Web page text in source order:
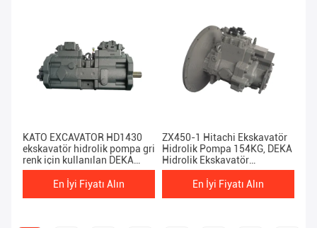
KATO EXCAVATOR HD1430
ekskavatör hidrolik pompa gri
renk için kullanılan DEKA
K3V180DT-9N15
En İyi Fiyatı Alın
ZX450-1 Hitachi Ekskavatör
Hidrolik Pompa 154KG, DEKA
Hidrolik Ekskavatör
Bileşenleri
En İyi Fiyatı Alın